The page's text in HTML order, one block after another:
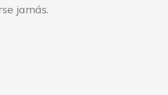
jamás.